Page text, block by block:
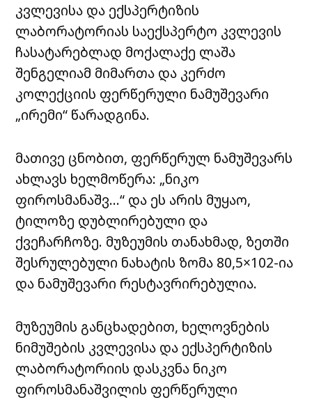
კვლევისა და ექსპერტიზის
ლაბორატორიას საექსპერტო კვლევის
ჩასატარებლად მოქალაქე ლაშა
შენგელიამ მიმართა და კერძო
კოლექციის ფერწერული ნამუშევარი
„ირემი“ წარადგინა.
მათივე ცნობით, ფერწერულ ნამუშევარს
ახლავს ხელმოწერა: „ნიკო
ფიროსმანაშვ…“ და ეს არის მუყაო,
ტილოზე დუბლირებული და
ქვეჩარჩოზე. მუზეუმის თანახმად, ზეთში
შესრულებული ნახატის ზომა 80,5×102-ია
და ნამუშევარი რესტავრირებულია.
მუზეუმის განცხადებით, ხელოვნების
ნიმუშების კვლევისა და ექსპერტიზის
ლაბორატორიის დასკვნა ნიკო
ფიროსმანაშვილის ფერწერული